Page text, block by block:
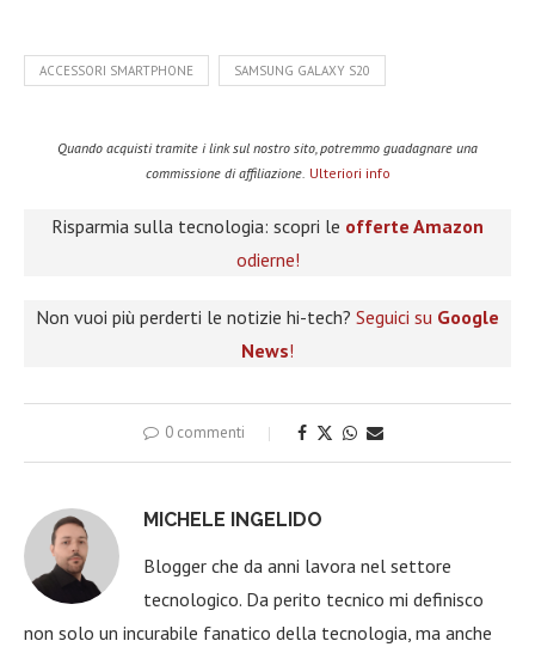
ACCESSORI SMARTPHONE SAMSUNG GALAXY S20
Quando acquisti tramite i link sul nostro sito, potremmo guadagnare una
commissione di affiliazione. Ulteriori info
Risparmia sulla tecnologia: scopri le offerte Amazon
odierne!
Non vuoi più perderti le notizie hi-tech? Seguici su Google
News!
0 commenti
MICHELE INGELIDO
Blogger che da anni lavora nel settore
tecnologico. Da perito tecnico mi definisco
non solo un incurabile fanatico della tecnologia, ma anche